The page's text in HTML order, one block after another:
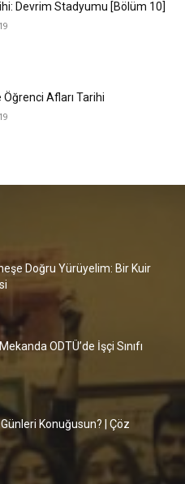
Devrim Stadyumu [Bölüm 10]
Öğrenci Afları Tarihi
Doğru Yürüyelim: Bir Kuir
ODTÜ’de İşçi Sınıfı
Konuğusun? | Çöz